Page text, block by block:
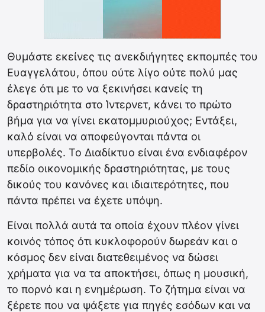
Θυμάστε εκείνες τις ανεκδιήγητες εκπομπές του
Ευαγγελάτου, όπου ούτε λίγο ούτε πολύ μας
έλεγε ότι με το να ξεκινήσει κανείς τη
δραστηριότητα στο Ίντερνετ, κάνει το πρώτο
βήμα για να γίνει εκατομμυριούχος; Εντάξει,
καλό είναι να αποφεύγονται πάντα οι
υπερβολές. Το Διαδίκτυο είναι ένα ενδιαφέρον
πεδίο οικονομικής δραστηριότητας, με τους
δικούς του κανόνες και ιδιαιτερότητες, που
πάντα πρέπει να έχετε υπόψη.
Είναι πολλά αυτά τα οποία έχουν πλέον γίνει
κοινός τόπος ότι κυκλοφορούν δωρεάν και ο
κόσμος δεν είναι διατεθειμένος να δώσει
χρήματα για να τα αποκτήσει, όπως η μουσική,
το πορνό και η ενημέρωση. Το ζήτημα είναι να
ξέρετε που να ψάξετε για πηγές εσόδων και να